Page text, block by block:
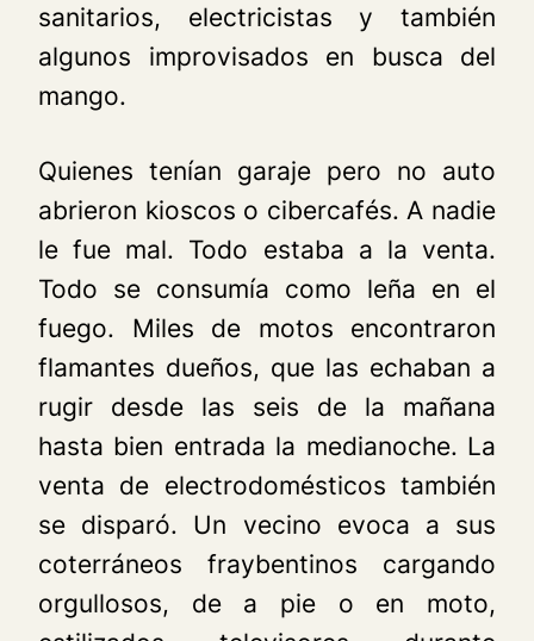
sanitarios, electricistas y también
algunos improvisados en busca del
mango.
Quienes tenían garaje pero no auto
abrieron kioscos o cibercafés. A nadie
le fue mal. Todo estaba a la venta.
Todo se consumía como leña en el
fuego. Miles de motos encontraron
flamantes dueños, que las echaban a
rugir desde las seis de la mañana
hasta bien entrada la medianoche. La
venta de electrodomésticos también
se disparó. Un vecino evoca a sus
coterráneos fraybentinos cargando
orgullosos, de a pie o en moto,